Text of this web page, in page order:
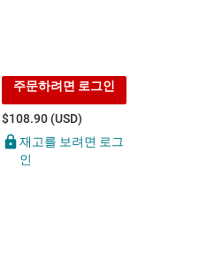
주문하려면 로그인
$108.90 (USD)
재고를 보려면 로그
인